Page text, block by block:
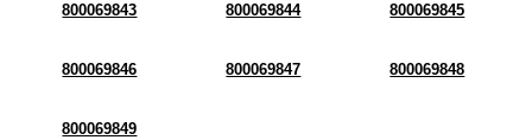
800069843 800069844 800069845
800069846 800069847 800069848
800069849